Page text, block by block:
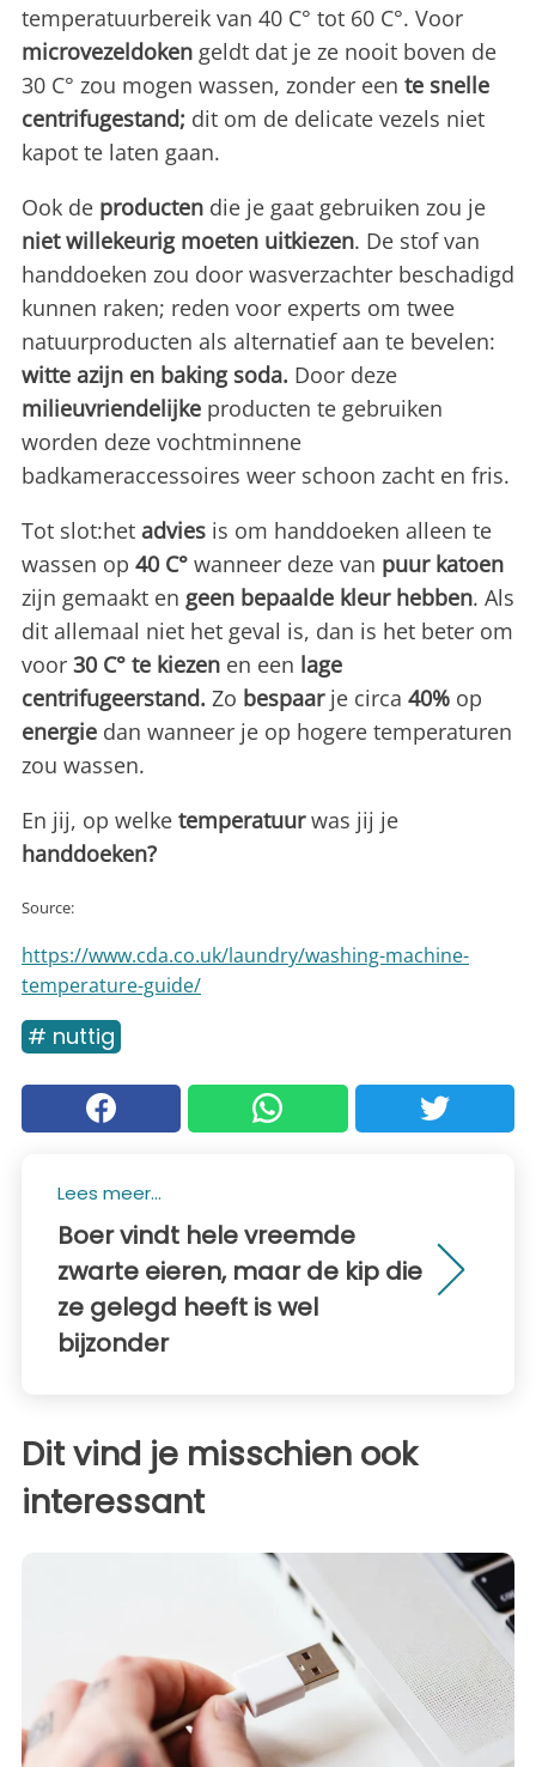
temperatuurbereik van 40 C° tot 60 C°. Voor
microvezeldoken geldt dat je ze nooit boven de
30 C° zou mogen wassen, zonder een te snelle
centrifugestand; dit om de delicate vezels niet
kapot te laten gaan.
Ook de producten die je gaat gebruiken zou je
niet willekeurig moeten uitkiezen. De stof van
handdoeken zou door wasverzachter beschadigd
kunnen raken; reden voor experts om twee
natuurproducten als alternatief aan te bevelen:
witte azijn en baking soda. Door deze
milieuvriendelijke producten te gebruiken
worden deze vochtminnene
badkameraccessoires weer schoon zacht en fris.
Tot slot:het advies is om handdoeken alleen te
wassen op 40 C° wanneer deze van puur katoen
zijn gemaakt en geen bepaalde kleur hebben. Als
dit allemaal niet het geval is, dan is het beter om
voor 30 C° te kiezen en een lage
centrifugeerstand. Zo bespaarje circa 40% op
energie dan wanneer je op hogere temperaturen
zou wassen.
En jij, op welke temperatuurwas jij je
handdoeken?
Source:
https://www.cda.co.uk/laundry/washing-machine-
temperature-guide/
# nuttig
Lees meer...
Boer vindt hele vreemde
zwarte eieren, maar de kip die
ze gelegd heeft is wel
bijzonder
Dit vind je misschien ook
interessant